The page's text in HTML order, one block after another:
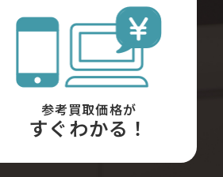
参考買取価格が
すぐわかる！